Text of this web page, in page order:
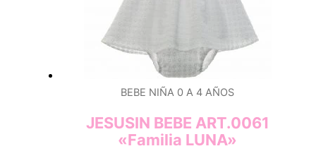
BEBE NIÑA 0 A 4 AÑOS
JESUSIN BEBE ART.0061
«Familia LUNA»